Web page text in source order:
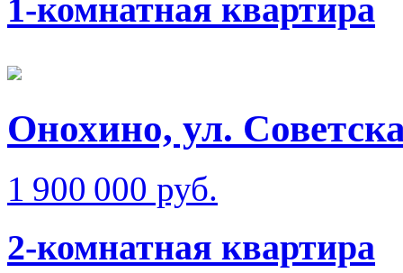
1-комнатная квартира
Онохино, ул.
1 900 000 руб.
2-комнатная квартира